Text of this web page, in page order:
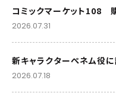
コミックマーケット108
2026.07.31
新キャラクターぺネム役
2026.07.18